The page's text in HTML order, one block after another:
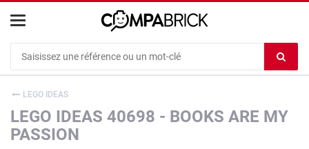
le
LEGO IDEAS
LEGO IDEAS 40698 - BOOKS ARE MY
PASSION
Cookies management panel